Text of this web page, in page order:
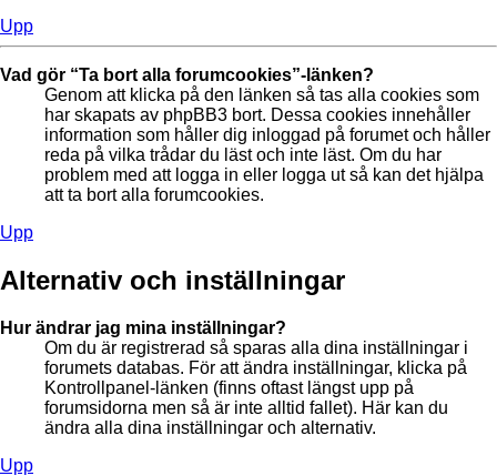
Upp
Vad gör “Ta bort alla forumcookies”-länken?
Genom att klicka på den länken så tas alla cookies som
har skapats av phpBB3 bort. Dessa cookies innehåller
information som håller dig inloggad på forumet och håller
reda på vilka trådar du läst och inte läst. Om du har
problem med att logga in eller logga ut så kan det hjälpa
att ta bort alla forumcookies.
Upp
Alternativ och inställningar
Hur ändrar jag mina inställningar?
Om du är registrerad så sparas alla dina inställningar i
forumets databas. För att ändra inställningar, klicka på
Kontrollpanel-länken (finns oftast längst upp på
forumsidorna men så är inte alltid fallet). Här kan du
ändra alla dina inställningar och alternativ.
Upp